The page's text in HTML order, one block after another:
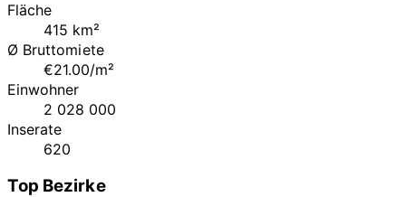
Fläche
415 km²
Ø Bruttomiete
€21.00/m²
Einwohner
2 028 000
Inserate
620
Top Bezirke